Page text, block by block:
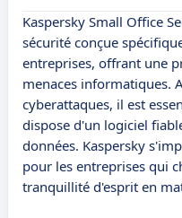
Kaspersky Small Office
sécurité conçue
entreprises, offrant une
menaces informatiques.
cyberattaques, il est
dispose d'un logiciel
données. Kaspersky
pour les entreprises qui
tranquillité d'esprit en